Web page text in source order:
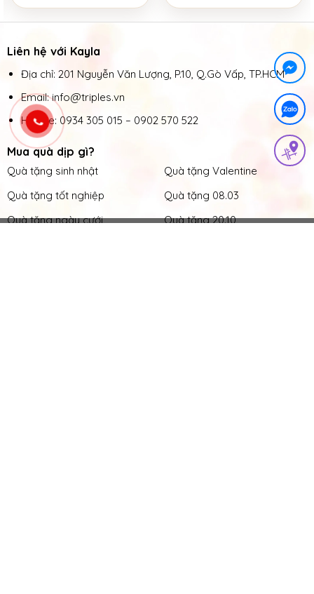
Liên hệ với Kayla
Địa chỉ: 201 Nguyễn Văn Lượng, P.10, Q.Gò Vấp, TP.HCM
Email: info@triples.vn
Hotline: 0934 305 015 – 0902 570 522
Mua quà dịp gì?
Quà tặng sinh nhật
Quà tặng tốt nghiệp
Quà tặng ngày cưới
Quà tặng Valentine
Quà tặng 08.03
Quà tặng 20.10